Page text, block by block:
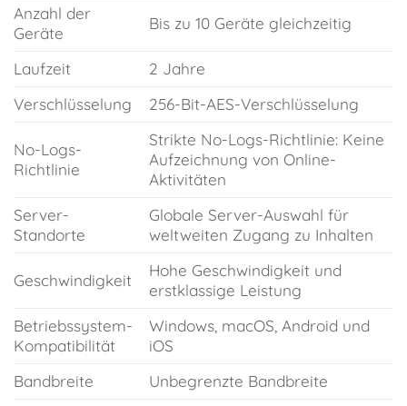
Anzahl der
Geräte
Bis zu 10 Geräte gleichzeitig
Laufzeit
2 Jahre
Verschlüsselung
256-Bit-AES-Verschlüsselung
No-Logs-
Richtlinie
Strikte No-Logs-Richtlinie: Keine
Aufzeichnung von Online-
Aktivitäten
Server-
Standorte
Globale Server-Auswahl für
weltweiten Zugang zu Inhalten
Geschwindigkeit
Hohe Geschwindigkeit und
erstklassige Leistung
Betriebssystem-
Kompatibilität
Windows, macOS, Android und
iOS
Bandbreite
Unbegrenzte Bandbreite